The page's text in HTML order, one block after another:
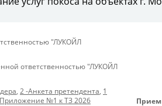
"ЛУКОЙЛ
ответственностью "ЛУКОЙЛ
, 2 -Анкета претендента, 1
Приложение №1 к ТЗ 2026 Прием